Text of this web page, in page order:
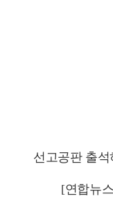
선고공판 출
[연합뉴